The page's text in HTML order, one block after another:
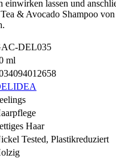
einwirken lassen und
& Avocado Shampoo
DEL035
ml
Haar
Tested, Plastikreduziert